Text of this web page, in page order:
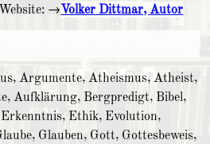
→Volker Dittmar, Autor
Argumente, Atheismus, Atheist,
Aufklärung, Bergpredigt, Bibel,
Ethik, Evolution,
Glauben, Gott, Gottesbeweis,